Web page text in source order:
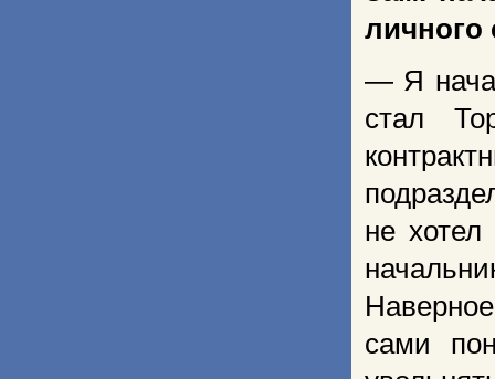
— Я
стал
не
сами